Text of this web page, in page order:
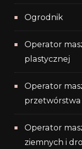
Ogrodnik
Operator
plastycznej
Operator
Operator
ziemnych i